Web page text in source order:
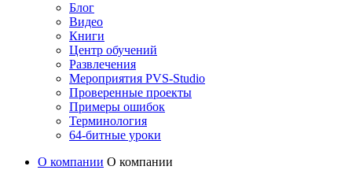
Блог
Видео
Книги
Центр обучений
Развлечения
Мероприятия PVS-Studio
Проверенные проекты
Примеры ошибок
Терминология
64-битные уроки
О компании О компании